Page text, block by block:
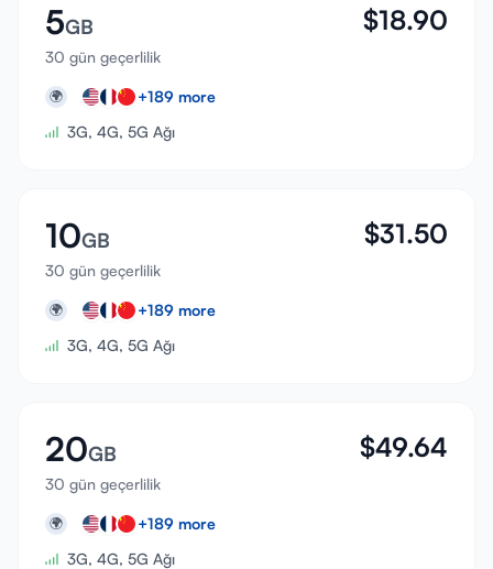
5GB
30 gün geçerlilik
$18.90
🌍 +189 more
3G, 4G, 5G Ağı
10GB
30 gün geçerlilik
$31.50
🌍 +189 more
3G, 4G, 5G Ağı
20GB
30 gün geçerlilik
$49.64
🌍 +189 more
3G, 4G, 5G Ağı